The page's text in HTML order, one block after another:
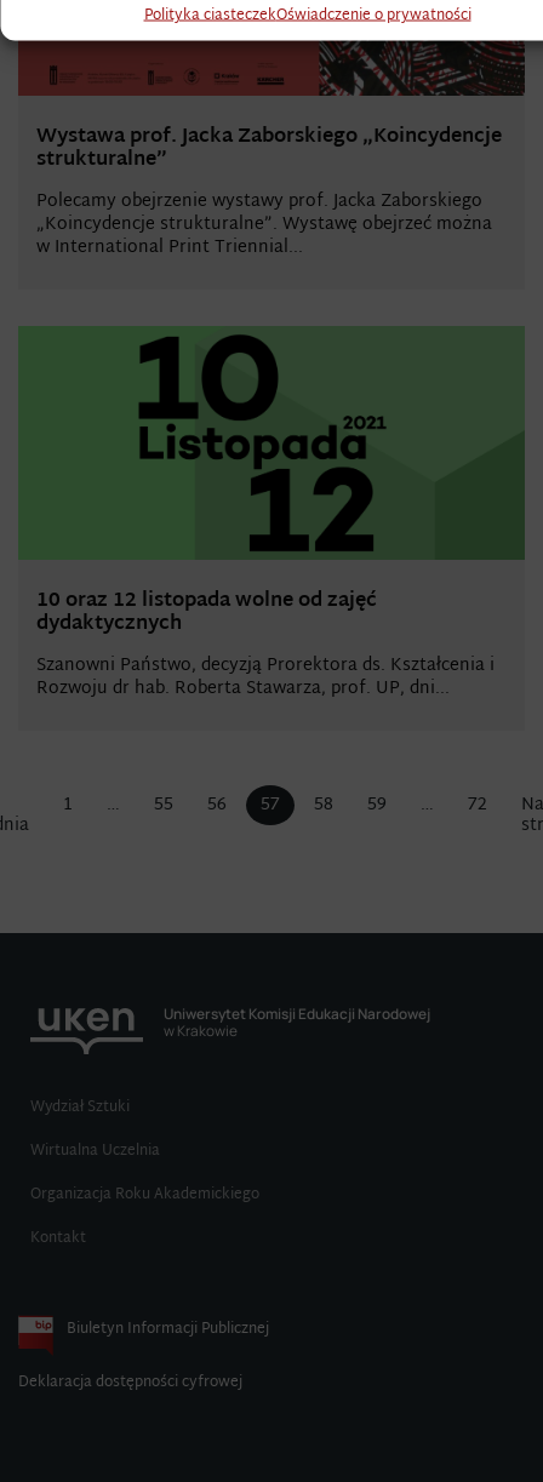
Polityka ciasteczekOświadczenie o prywatności
Wystawa prof. Jacka Zaborskiego „Koincydencje
strukturalne”
Polecamy obejrzenie wystawy prof. Jacka Zaborskiego
„Koincydencje strukturalne”. Wystawę obejrzeć można
w International Print Triennial...
10 oraz 12 listopada wolne od zajęć
dydaktycznych
Szanowni Państwo, decyzją Prorektora ds. Kształcenia i
Rozwoju dr hab. Roberta Stawarza, prof. UP, dni...
1 … 55 56 57 58 59 … 72
Uniwersytet Komisji Edukacji Narodowej
w Krakowie
Wydział Sztuki
Wirtualna Uczelnia
Organizacja Roku Akademickiego
Kontakt
Biuletyn Informacji Publicznej
Deklaracja dostępności cyfrowej